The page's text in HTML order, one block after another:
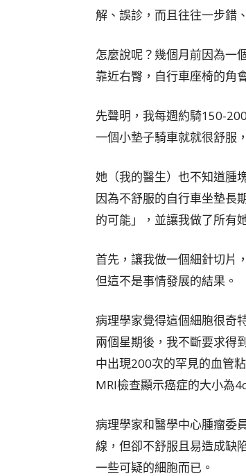
解、誤診，而且往往一步錯
怎麼說呢？幾個月前因為一
靠近右臀，自行車座椅的角
先聲明，我每週約騎150-
一個小墊子騎車就就很舒服
她（我的醫生）也不知道腫
因為不舒服的自行車坐墊長
的可能」，並讓我做了所有
首先，讓我做一個細針切片
但這不是事情發展的結果。
病理學家覺得這個細胞很奇
兩個星期後，我不斷要求得
中出現200次的罕見的血管
MRI檢查顯示癌症的大小為
病理學家和醫學中心腫瘤委
線，但卻不舒服且易造成缺
一些可疑的細胞而已。